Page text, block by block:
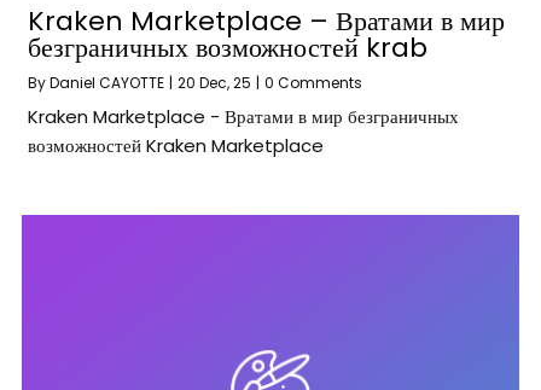
Kraken Marketplace – Вратами в мир
безграничных возможностей krab
ByDaniel CAYOTTE | 20 Dec, 25 | 0 Comments
Kraken Marketplace - Вратами в мир безграничных
возможностей Kraken Marketplace